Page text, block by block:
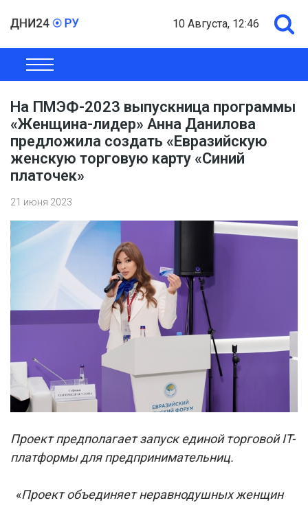
10 Августа, 12:46
ОБЩЕСТВО
На ПМЭФ-2023 выпускница программы
«Женщина-лидер» Анна Данилова
предложила создать «Евразийскую
женскую торговую карту «Синий
платочек»
21 июня 2023
Проект предполагает запуск единой торговой IT-
платформы для предпринимательниц.
«Проект объединяет неравнодушных женщин